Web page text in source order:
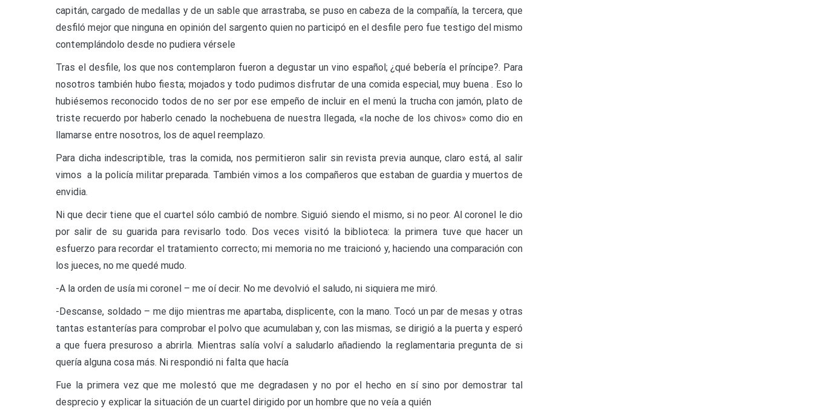
capitán, cargado de medallas y de un sable que arrastraba, se puso en cabeza de la compañía, la tercera, que
desfiló mejor que ninguna en opinión del sargento quien no participó en el desfile pero fue testigo del mismo
contemplándolo desde no pudiera vérsele
Tras el desfile, los que nos contemplaron fueron a degustar un vino español; ¿qué bebería el príncipe?. Para
nosotros también hubo fiesta; mojados y todo pudimos disfrutar de una comida especial, muy buena . Eso lo
hubiésemos reconocido todos de no ser por ese empeño de incluir en el menú la trucha con jamón, plato de
triste recuerdo por haberlo cenado la nochebuena de nuestra llegada, «la noche de los chivos» como dio en
llamarse entre nosotros, los de aquel reemplazo.
Para dicha indescriptible, tras la comida, nos permitieron salir sin revista previa aunque, claro está, al salir
vimos a la policía militar preparada. También vimos a los compañeros que estaban de guardia y muertos de
envidia.
Ni que decir tiene que el cuartel sólo cambió de nombre. Siguió siendo el mismo, si no peor. Al coronel le dio
por salir de su guarida para revisarlo todo. Dos veces visitó la biblioteca: la primera tuve que hacer un
esfuerzo para recordar el tratamiento correcto; mi memoria no me traicionó y, haciendo una comparación con
los jueces, no me quedé mudo.
-A la orden de usía mi coronel – me oí decir. No me devolvió el saludo, ni siquiera me miró.
-Descanse, soldado – me dijo mientras me apartaba, displicente, con la mano. Tocó un par de mesas y otras
tantas estanterías para comprobar el polvo que acumulaban y, con las mismas, se dirigió a la puerta y esperó
a que fuera presuroso a abrirla. Mientras salía volví a saludarlo añadiendo la reglamentaria pregunta de si
quería alguna cosa más. Ni respondió ni falta que hacía
Fue la primera vez que me molestó que me degradasen y no por el hecho en sí sino por demostrar tal
desprecio y explicar la situación de un cuartel dirigido por un hombre que no veía a quién